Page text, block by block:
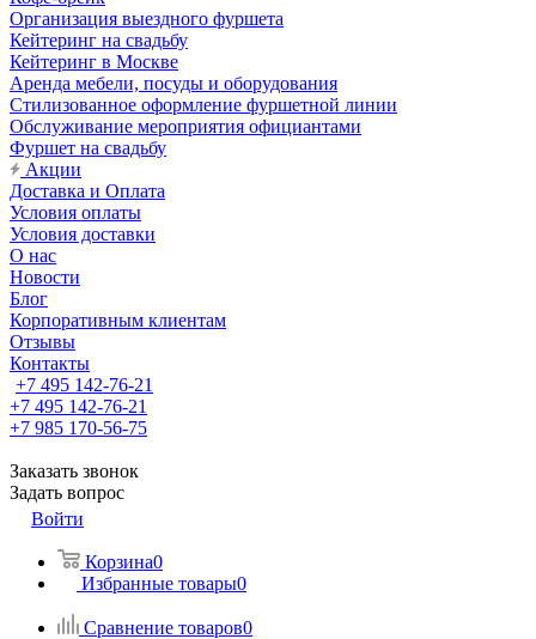
Организация выездного фуршета
Кейтеринг на свадьбу
Кейтеринг в Москве
Аренда мебели, посуды и оборудования
Стилизованное оформление фуршетной линии
Обслуживание мероприятия официантами
Фуршет на свадьбу
Акции
Доставка и Оплата
Условия оплаты
Условия доставки
О нас
Новости
Блог
Корпоративным клиентам
Отзывы
Контакты
+7 495 142-76-21
+7 495 142-76-21
+7 985 170-56-75
Заказать звонок
Задать вопрос
Войти
Корзина0
Избранные товары0
Сравнение товаров0